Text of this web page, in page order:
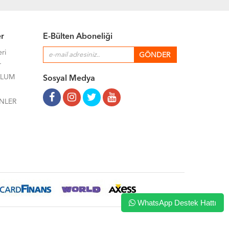
E-Bülten Aboneliği
Sosyal Medya
WhatsApp Destek Hattı